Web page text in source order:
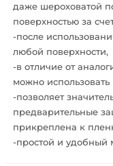
даже шероховатой
поверхностью за
-после
любой поверхности,
-в отличие от
можно
-позволяет
предварительные
прикреплена к
-простой и удобный